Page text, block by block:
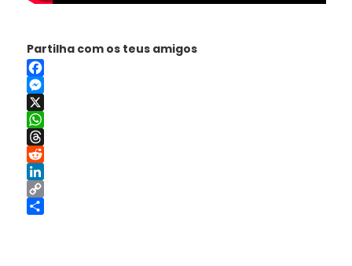
Partilha com os teus amigos
Facebook
Messenger
X
WhatsApp
Threads
Reddit
LinkedIn
Copy